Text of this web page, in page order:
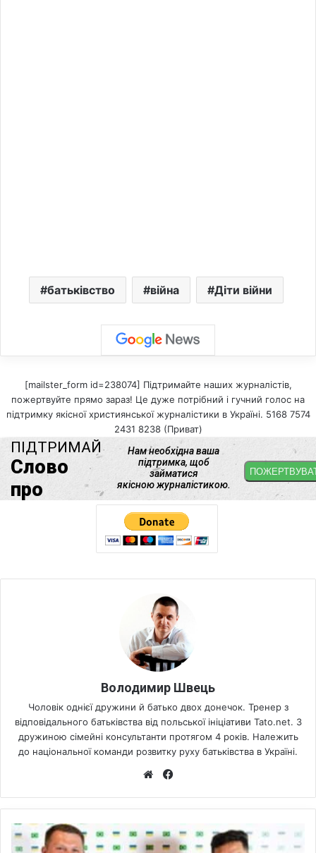
батьківство війна Діти війни
[mailster_form id=238074] Підтримайте наших журналістів,
пожертвуйте прямо зараз! Це дуже потрібний і гучний голос на
підтримку якісної християнської журналістики в Україні. 5168 7574
2431 8238 (Приват)
Володимир Швець
Чоловік однієї дружини й батько двох донечок. Тренер з
відповідального батьківства від польської ініціативи Tato.net. З
дружиною сімейні консультанти протягом 4 років. Належить
до національної команди розвитку руху батьківства в Україні.
We
te
bo
ok
Х
р